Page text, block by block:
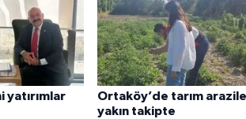
yatırımlar
Ortaköy’de tarım
yakın takipte